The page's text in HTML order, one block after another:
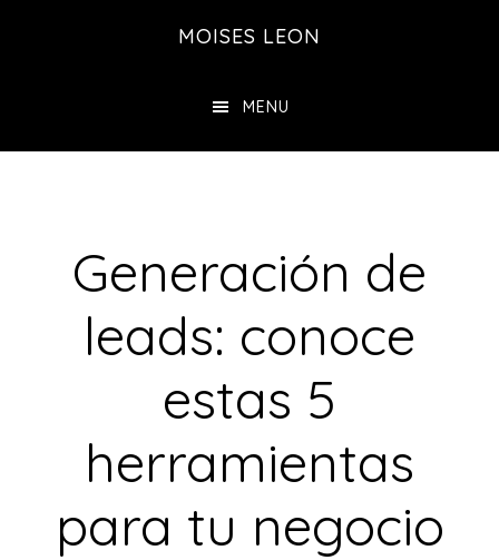
MOISES LEON
MENU
Generación de
leads: conoce
estas 5
herramientas
para tu negocio